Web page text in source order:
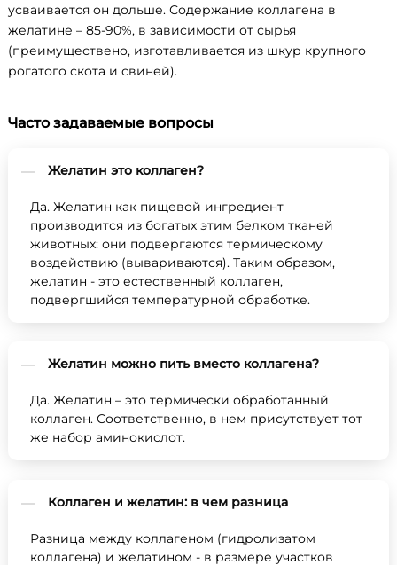
усваивается он дольше. Содержание коллагена в
желатине – 85-90%, в зависимости от сырья
(преимуществено, изготавливается из шкур крупного
рогатого скота и свиней).
Часто задаваемые вопросы
Желатин это коллаген?
Да. Желатин как пищевой ингредиент
производится из богатых этим белком тканей
животных: они подвергаются термическому
воздействию (вывариваются). Таким образом,
желатин - это естественный коллаген,
подвергшийся температурной обработке.
Желатин можно пить вместо коллагена?
Да. Желатин – это термически обработанный
коллаген. Соответственно, в нем присутствует тот
же набор аминокислот.
Коллаген и желатин: в чем разница
Разница между коллагеном (гидролизатом
коллагена) и желатином - в размере участков